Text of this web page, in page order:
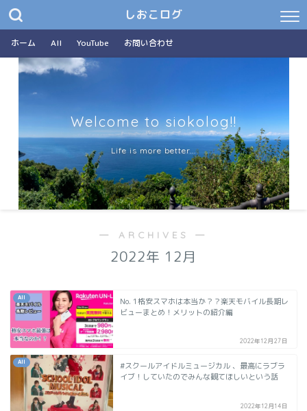
しおこログ
ホーム All YouTube お問い合わせ
Welcome to siokolog!!
Life is more better...
― ARCHIVES ―
2022年 12月
All
No. 1格安スマホは本当か？？楽天モバイル長期レ
ビューまとめ！メリットの紹介編
2022年12月27日
All
#スクールアイドルミュージカル 、最高にラブラ
イブ！していたのでみんな観てほしいという話
2022年12月14日